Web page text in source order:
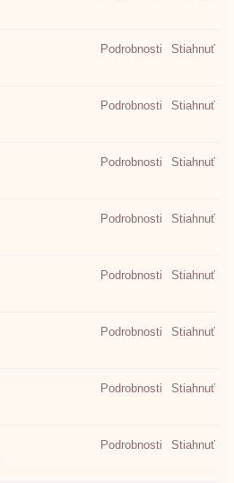
Stiahnuť
Podrobnosti
Stiahnuť
Podrobnosti
Stiahnuť
Podrobnosti
Stiahnuť
Podrobnosti
Stiahnuť
Podrobnosti
Stiahnuť
Podrobnosti
Stiahnuť
Podrobnosti
Stiahnuť
Podrobnosti